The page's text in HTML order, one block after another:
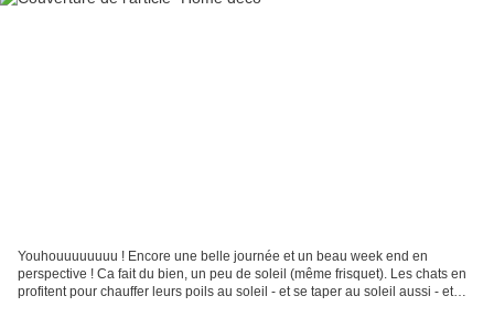
Youhouuuuuuuu ! Encore une belle journée et un beau week end en
perspective ! Ca fait du bien, un peu de soleil (même frisquet). Les chats en
profitent pour chauffer leurs poils au soleil - et se taper au soleil aussi - et